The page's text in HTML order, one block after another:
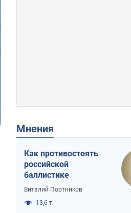
Мнения
Как противостоять
российской
баллистике
Виталий Портников
13,6 т.